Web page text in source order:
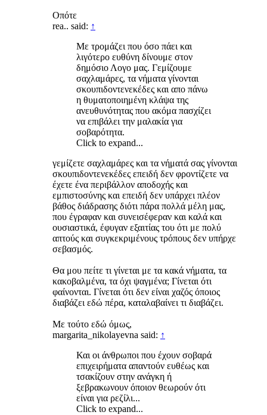
Οπότε
rea.. said: ↑
Με τρομάζει που όσο πάει και
λιγότερο ευθύνη δίνουμε στον
δημόσιο Λογο μας. Γεμίζουμε
σαχλαμάρες, τα νήματα γίνονται
σκουπιδοντενεκέδες και απο πάνω
η θυματοποιημένη κλάψα της
ανευθυνότητας που ακόμα πασχίζει
να επιβάλει την μαλακία για
σοβαρότητα.
Click to expand...
γεμίζετε σαχλαμάρες και τα νήματά σας γίνονται
σκουπιδοντενεκέδες επειδή δεν φροντίζετε να
έχετε ένα περιβάλλον αποδοχής και
εμπιστοσύνης και επειδή δεν υπάρχει πλέον
βάθος διάδρασης διότι πάρα πολλά μέλη μας,
που έγραφαν και συνεισέφεραν και καλά και
ουσιαστικά, έφυγαν εξαιτίας του ότι με πολύ
απτούς και συγκεκριμένους τρόπους δεν υπήρχε
σεβασμός.
Θα μου πείτε τι γίνεται με τα κακά νήματα, τα
κακοβαλμένα, τα όχι ψαγμένα; Γίνεται ότι
φαίνονται. Γίνεται ότι δεν είναι χαζός όποιος
διαβάζει εδώ πέρα, καταλαβαίνει τι διαβάζει.
Με τούτο εδώ όμως,
margarita_nikolayevna said: ↑
Και οι άνθρωποι που έχουν σοβαρά
επιχειρήματα απαντούν ευθέως και
τσακίζουν στην ανάγκη ή
ξεβρακωνουν όποιον θεωρούν ότι
είναι για ρεζίλι...
Click to expand...